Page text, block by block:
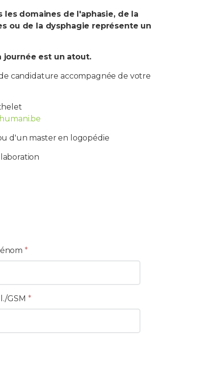
domaines de l'aphasie, de la
ou de la dysphagie représente un
journée est un atout.
candidature accompagnée de votre
d'un master en logopédie
*
GSM *